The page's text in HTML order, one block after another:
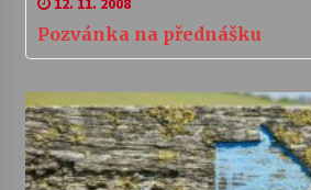
Pozvánka na přednášku